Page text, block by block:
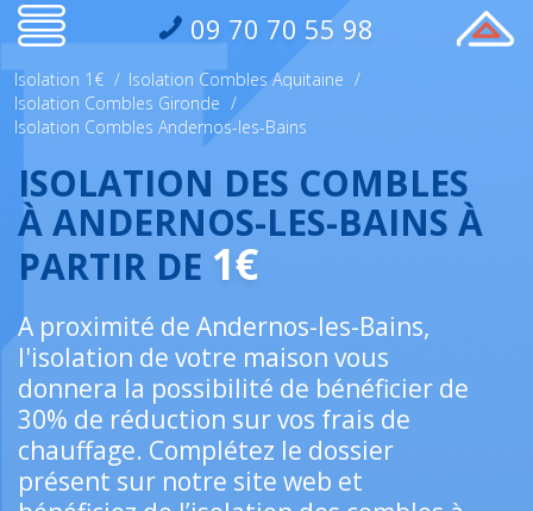
09 70 70 55 98
Isolation 1€ / Isolation Combles Aquitaine /
Isolation Combles Gironde /
Isolation Combles Andernos-les-Bains
ISOLATION DES COMBLES
À ANDERNOS-LES-BAINS À
PARTIR DE 1€
A proximité de Andernos-les-Bains,
l'isolation de votre maison vous
donnera la possibilité de bénéficier de
30% de réduction sur vos frais de
chauffage. Complétez le dossier
présent sur notre site web et